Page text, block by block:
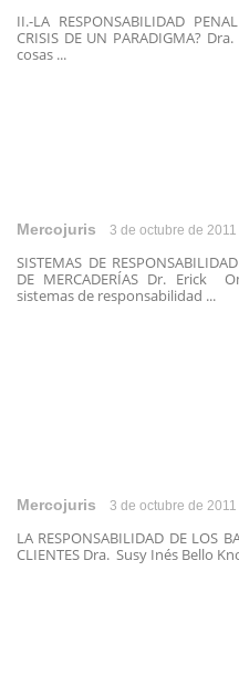
II.-LA RESPONSABILIDAD
CRISIS DE UN PARADIGMA?
cosas ...
Mercojuris 3 de octubre de 2011
SISTEMAS DE
DE MERCADERÍAS Dr. Erick
sistemas de responsabilidad ...
Mercojuris 3 de octubre de 2011
LA RESPONSABILIDAD DE LOS
CLIENTES Dra. Susy Inés Bello